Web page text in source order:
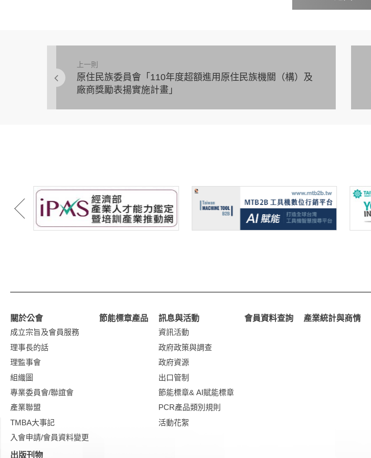
上一則
原住民族委員會「110年度超額進用原住民族機關（構）及
廠商獎勵表揚實施計畫」
關於公會
成立宗旨及會員服務
理事長的話
理監事會
組織圖
專業委員會/聯誼會
產業聯盟
TMBA大事記
入會申請/會員資料變更
節能標章產品
訊息與活動
資訊活動
政府政策與調查
政府資源
出口管制
節能標章& AI賦能標章
PCR產品類別規則
活動花絮
會員資料查詢 產業統計與商情
出版刊物